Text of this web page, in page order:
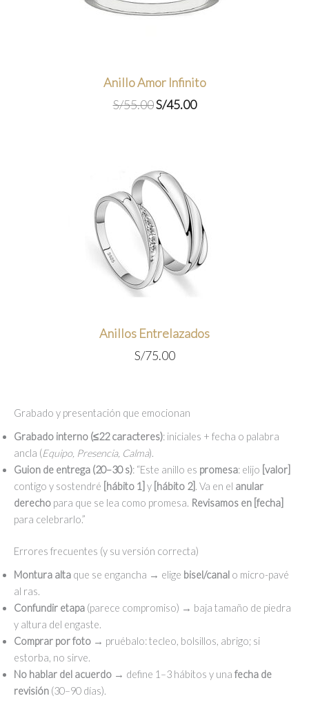
Anillo Amor Infinito
S/55.00El
S/55.00.
S/45.00El
Anillos Entrelazados
S/75.00
Grabado y presentación que emocionan
Grabado interno (≤22 caracteres): iniciales + fecha o palabra
ancla (Equipo, Presencia, Calma).
Guion de entrega (20–30 s): “Este anillo es promesa: elijo [valor]
contigo y sostendré [hábito 1] y [hábito 2] . Va en el anular
derecho para que se lea como promesa. Revisamos en [fecha]
para celebrarlo.”
Errores frecuentes (y su versión correcta)
Montura alta que se engancha → elige bisel/canal o micro-pavé
al ras.
Confundir etapa (parece compromiso) → baja tamaño de piedra
y altura del engaste.
Comprar por foto → pruébalo: tecleo, bolsillos, abrigo; si
estorba, no sirve.
No hablar del acuerdo → define 1–3 hábitos y una fecha de
revisión (30–90 días).